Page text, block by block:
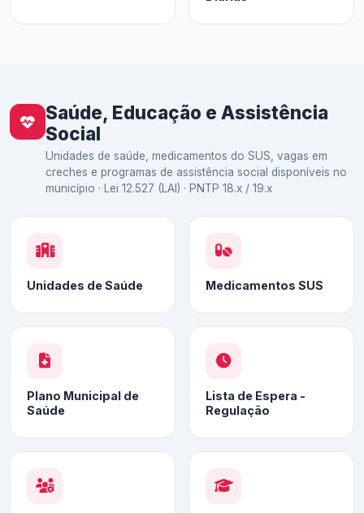
Saúde, Educação e Assistência
Social
Unidades de saúde, medicamentos do SUS, vagas em
creches e programas de assistência social disponíveis no
município · Lei 12.527 (LAI) · PNTP 18.x / 19.x
Unidades de Saúde Medicamentos SUS
Plano Municipal de
Saúde
Lista de Espera -
Regulação